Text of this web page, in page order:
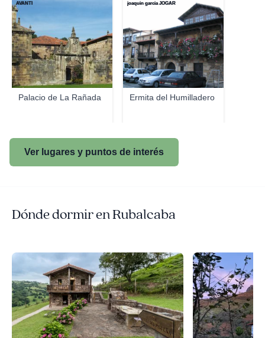
Palacio de La Rañada
AVANTI
Ermita del Humilladero
joaquin garcia JOGAR
Ver lugares y puntos de interés
Dónde dormir en Rubalcaba